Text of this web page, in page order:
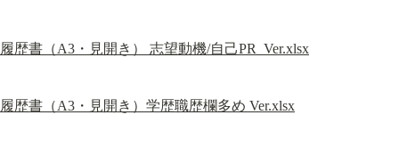
履歴書（A3・見開き） 志望動機/自己PR  Ver.xlsx
履歴書（A3・見開き）学歴職歴欄多め Ver.xlsx